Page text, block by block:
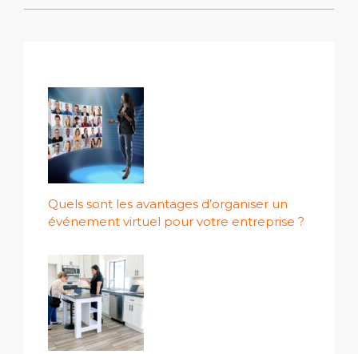
Quels sont les avantages d’organiser un
événement virtuel pour votre entreprise ?